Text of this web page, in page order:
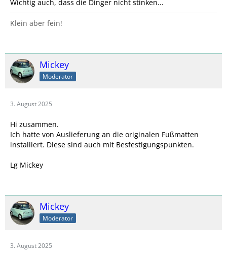
Wichtig auch, dass die Dinger nicht stinken...
Klein aber fein!
Mickey
Moderator
3. August 2025
Hi zusammen.
Ich hatte von Auslieferung an die originalen Fußmatten
installiert. Diese sind auch mit Besfestigungspunkten.
Lg Mickey
Mickey
Moderator
3. August 2025